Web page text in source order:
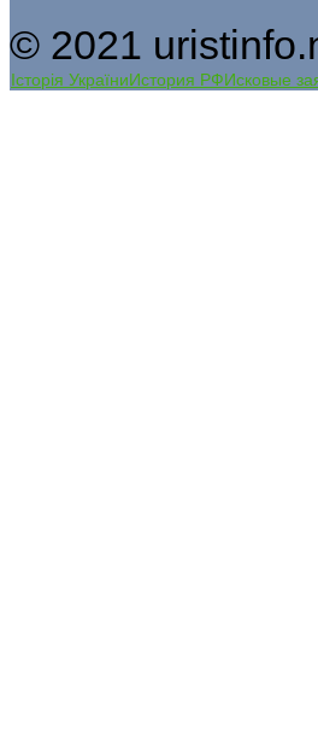
© 2021
Історія УкраїниИстория РФИсковые